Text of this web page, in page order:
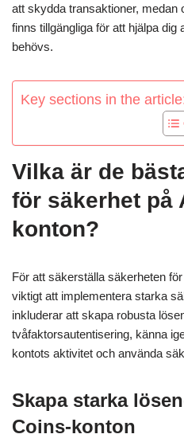
att skydda transaktioner, medan
finns tillgängliga för att hjälpa dig
behövs.
Key sections in the
Vilka är de
för säkerhet på
konton?
För att säkerställa säkerheten
viktigt att implementera starka
inkluderar att skapa robusta
tvåfaktorsautentisering, känna
kontots aktivitet och använda
Skapa starka
Coins-konton